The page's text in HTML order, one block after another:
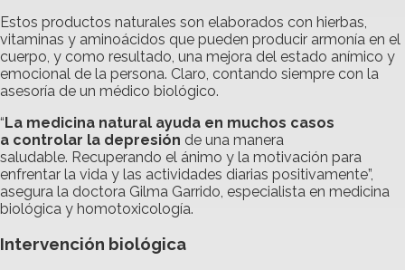
Estos productos naturales son elaborados con hierbas,
vitaminas y aminoácidos que pueden producir armonía en el
cuerpo, y como resultado, una mejora del estado anímico y
emocional de la persona. Claro, contando siempre con la
asesoría de un médico biológico.
“La medicina natural ayuda en muchos casos
a controlar la depresión de una manera
saludable. Recuperando el ánimo y la motivación para
enfrentar la vida y las actividades diarias positivamente”,
asegura la doctora Gilma Garrido, especialista en medicina
biológica y homotoxicología.
Intervención biológica